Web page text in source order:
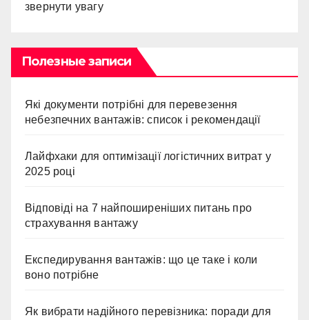
звернути увагу
Полезные записи
Які документи потрібні для перевезення
небезпечних вантажів: список і рекомендації
Лайфхаки для оптимізації логістичних витрат у
2025 році
Відповіді на 7 найпоширеніших питань про
страхування вантажу
Експедирування вантажів: що це таке і коли
воно потрібне
Як вибрати надійного перевізника: поради для